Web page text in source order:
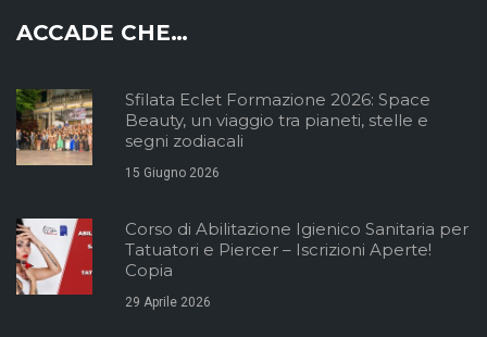
ACCADE CHE…
Sfilata Eclet Formazione 2026: Space
Beauty, un viaggio tra pianeti, stelle e
segni zodiacali
15 Giugno 2026
Corso di Abilitazione Igienico Sanitaria per
Tatuatori e Piercer – Iscrizioni Aperte!
Copia
29 Aprile 2026